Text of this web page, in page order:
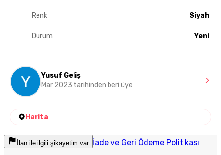
Renk Siyah
Durum Yeni
Yusuf Geliş
Mar 2023 tarihinden beri üye
Harita
İlan ile ilgili şikayetim var İade ve Geri Ödeme Politikası